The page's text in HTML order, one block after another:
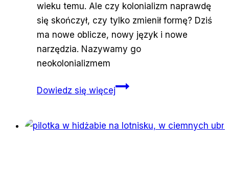
wieku temu. Ale czy kolonializm naprawdę
się skończył, czy tylko zmienił formę? Dziś
ma nowe oblicze, nowy język i nowe
narzędzia. Nazywamy go
neokolonializmem
Dowiedz się więcejCzy
się